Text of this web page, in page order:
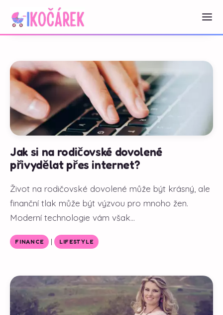
Jak si na rodičovské dovolené
přivydělat přes internet?
Život na rodičovské dovolené může být krásný, ale
finanční tlak může být výzvou pro mnoho žen.
Moderní technologie vám však...
FINANCE | LIFESTYLE